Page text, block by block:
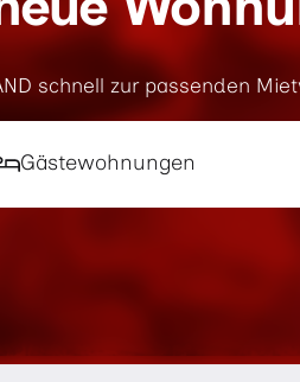
schnell zur passenden
Suchformular springen
Gästewohnungen